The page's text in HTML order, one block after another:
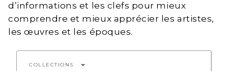
d’informations et les clefs pour mieux
comprendre et mieux apprécier les artistes,
les œuvres et les époques.
COLLECTIONS arrow_drop_down